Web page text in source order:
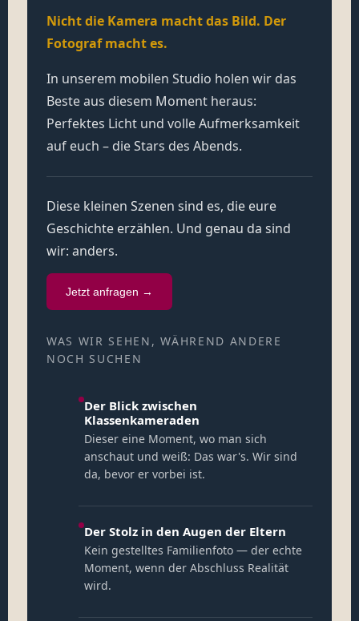
Nicht die Kamera macht das Bild. Der
Fotograf macht es.
In unserem mobilen Studio holen wir das
Beste aus diesem Moment heraus:
Perfektes Licht und volle Aufmerksamkeit
auf euch – die Stars des Abends.
Diese kleinen Szenen sind es, die eure
Geschichte erzählen. Und genau da sind
wir: anders.
Jetzt anfragen →
WAS WIR SEHEN, WÄHREND ANDERE
NOCH SUCHEN
Der Blick zwischen
Klassenkameraden
Dieser eine Moment, wo man sich
anschaut und weiß: Das war's. Wir sind
da, bevor er vorbei ist.
Der Stolz in den Augen der Eltern
Kein gestelltes Familienfoto — der echte
Moment, wenn der Abschluss Realität
wird.